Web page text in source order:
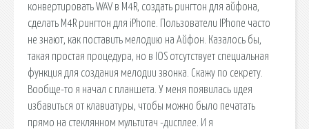
конвертировать WAV в M4R, создать рингтон для айфона,
сделать M4R рингтон для iPhone. Пользователи IPhone часто
не знают, как поставить мелодию на Айфон. Казалось бы,
такая простая процедура, но в IOS отсутствует специальная
функция для создания мелодии звонка. Скажу по секрету.
Вообще-то я начал с планшета. У меня появилась идея
избавиться от клавиатуры, чтобы можно было печатать
прямо на стеклянном мультитач -дисплее. И я